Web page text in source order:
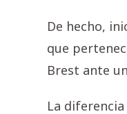
De hecho,
que
Brest ante
La